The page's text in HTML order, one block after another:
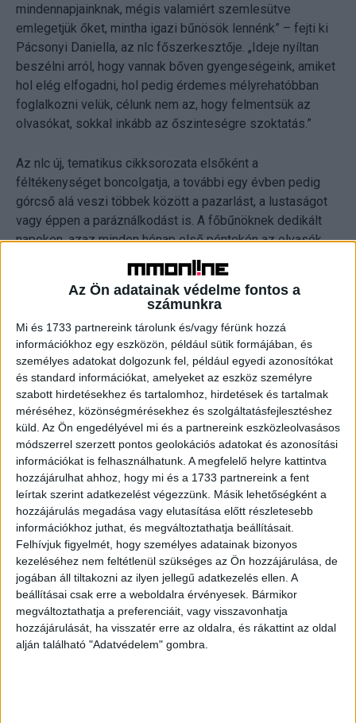
Az Ön adatainak védelme fontos a
számunkra
Mi és 1733 partnereink tárolunk és/vagy férünk hozzá
információkhoz egy eszközön, például sütik formájában, és
személyes adatokat dolgozunk fel, például egyedi azonosítókat
és standard információkat, amelyeket az eszköz személyre
szabott hirdetésekhez és tartalomhoz, hirdetések és tartalmak
méréséhez, közönségmérésekhez és szolgáltatásfejlesztéshez
küld. Az Ön engedélyével mi és a partnereink eszközleolvasásos
módszerrel szerzett pontos geolokációs adatokat és azonosítási
információkat is felhasználhatunk. A megfelelő helyre kattintva
hozzájárulhat ahhoz, hogy mi és a 1733 partnereink a fent
leírtak szerint adatkezelést végezzünk. Másik lehetőségként a
hozzájárulás megadása vagy elutasítása előtt részletesebb
információkhoz juthat, és megváltoztathatja beállításait.
Felhívjuk figyelmét, hogy személyes adatainak bizonyos
kezeléséhez nem feltétlenül szükséges az Ön hozzájárulása, de
jogában áll tiltakozni az ilyen jellegű adatkezelés ellen. A
beállításai csak erre a weboldalra érvényesek. Bármikor
megváltoztathatja a preferenciáit, vagy visszavonhatja
hozzájárulását, ha visszatér erre az oldalra, és rákattint az oldal
alján található "Adatvédelem" gombra.
mindennapjainknak, mégis valamiért szemlesütve
emlegetjük őket, mintha igazi bűnösök lennénk” – fejti ki
Pácsonyi Daniella, az nlc főszerkesztője. „Ideje nyíltan
beszélni arról, hogy vannak bőven gyengeségeink, amiket
hol elég elfogadni, hol pedig érdemes mélyrehatóbban
foglalkozni velük, célunk nem az, hogy felmentsük az
olvasókat, sokkal inkább az őszinteségre szoktatás.”
Az nlc új, tematikus cikksorozata elsőként a
féltékenységet boncolgatja, a további egy évben pedig
górcső alá veszi többek között a pazarlást, a lustaságot
vagy éppen a paráználkodást is. A főbűnöknek dedikált
napokon, azaz minden hónap első péntekén az olvasók
nyílt levelek, vallomások, riportok, szakértőkkel készített
interjúk és forgatott anyagok segítségével járhatják körbe
az adott témát. A szerkesztőség minden tematikát
amelyek eredményét cikkekben és sajtóközleményben
kommunikálja. Minden hónapban saját cikkel jelentkezik
Holdampf Linda stylist is az adott bűn kapcsán. „Kevés a
jól látható és őszinte nő, aki vállalja, hogy nem tökéletes,
aki nem szégyelli, ha fáj, ha mar, ha üvölteni vagy sírni
tudna a tanácstalanságtól. Linda pont ilyen, láttam
kamaszként a középiskolában, útkeresés közben,
feleségként, sírva és nevetve, és egyet biztosan
mondhatok, ő tényleg sose kamuzik” – folytatja a
legolvasottabb női hírportál főszerkesztője. Linda
elmondta: „Rögtön elfogadtam az nlc felkérést, tetszett a
feladat, hogy őszintén kell beszélni a hétköznapi
gyarlóságainkról, azt hiszem, hogy ez a fajta
kommunikáció hiányzik a mindennapokból, és annak is
örültem, hogy a közönség új szerepben ismerhet meg.
Megígérhetem, hogy a postjaimban nem lesz kamu, még
akkor sem, ha egyébként mély és fájó sebeket tépek fel.”